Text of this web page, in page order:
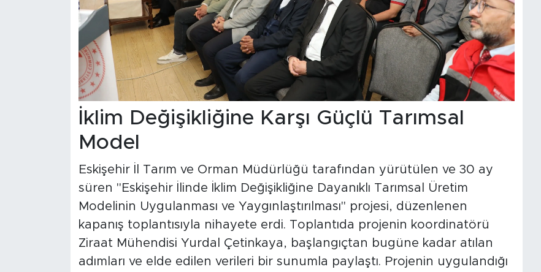
İklim Değişikliğine Karşı Güçlü Tarımsal
Model
Eskişehir İl Tarım ve Orman Müdürlüğü tarafından yürütülen ve 30 ay
süren "Eskişehir İlinde İklim Değişikliğine Dayanıklı Tarımsal Üretim
Modelinin Uygulanması ve Yaygınlaştırılması" projesi, düzenlenen
kapanış toplantısıyla nihayete erdi. Toplantıda projenin koordinatörü
Ziraat Mühendisi Yurdal Çetinkaya, başlangıçtan bugüne kadar atılan
adımları ve elde edilen verileri bir sunumla paylaştı. Projenin uygulandığı